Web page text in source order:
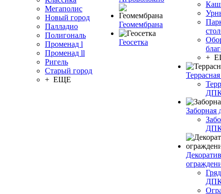
Мегаполис
Новый город
Палладио
Полигональ
Променад l
Променад ll
Ригель
Старый город
+ ЕЩЕ
Геомембрана
Геосетка
+
Заборная